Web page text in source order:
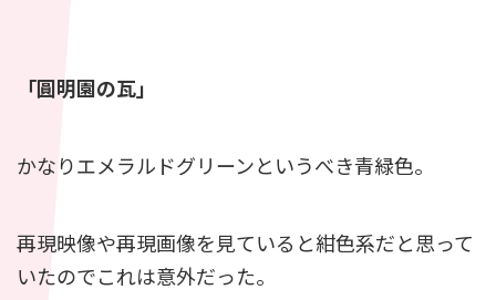
「圓明園の瓦」
かなりエメラルドグリーンというべき青緑色。
再現映像や再現画像を見ていると紺色系だと思って
いたのでこれは意外だった。